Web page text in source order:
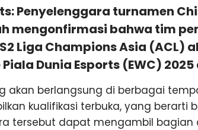
Penyelenggara turnamen
mengonfirmasi bahwa tim
Liga Champions Asia (ACL)
Dunia Esports (EWC)
akan berlangsung di berbagai
kualifikasi terbuka, yang berarti
tersebut dapat mengambil bagian